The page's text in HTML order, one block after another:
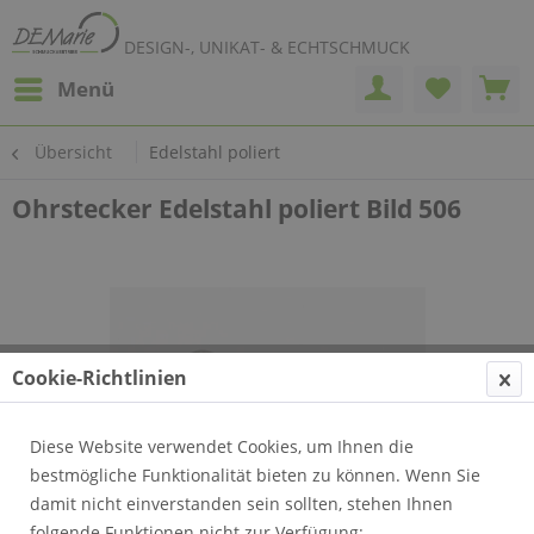
DESIGN-, UNIKAT- & ECHTSCHMUCK
Menü
Übersicht Edelstahl poliert
Ohrstecker Edelstahl poliert Bild 506
Cookie-Richtlinien
Diese Website verwendet Cookies, um Ihnen die
bestmögliche Funktionalität bieten zu können. Wenn Sie
damit nicht einverstanden sein sollten, stehen Ihnen